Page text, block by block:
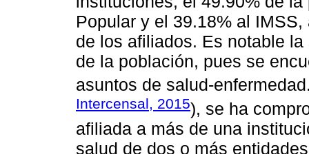
Popular y el 39.18% al
de los afiliados. Es notable
de la población, pues se
asuntos de salud-
Intercensal, 2015), se ha
afiliada a más de una
salud de dos o más